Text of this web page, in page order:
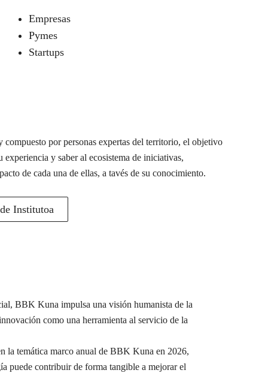
Empresas
Pymes
Startups
por personas expertas del territorio, el objetivo
experiencia y saber al ecosistema de iniciativas,
de cada una de ellas, a tavés de su conocimiento.
Institutoa
BBK Kuna impulsa una visión humanista de la
como una herramienta al servicio de la
la temática marco anual de BBK Kuna en 2026,
puede contribuir de forma tangible a mejorar el